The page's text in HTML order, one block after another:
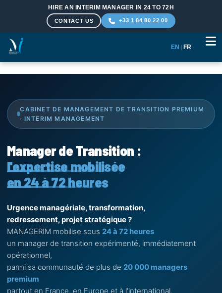
HIRE AN INTERIM MANAGER IN 24 TO 72H
CONTACT US +33 1 84 80 22 00
Skip to main content
EN | FR
CABINET DE MANAGEMENT DE TRANSITION PREMIUM
· INTERIM MANAGEMENT
Manager de Transition :
l'expertise mobilisée
en 24 à 72 heures
Urgence managériale, transformation,
redressement, projet stratégique ?
MANAGERIM mobilise sous 24 à 72 heures
un manager de transition expérimenté, immédiatement
opérationnel,
parmi sa communauté de plus de 20 000 managers
premium
partout en France, en Europe et à l'international.